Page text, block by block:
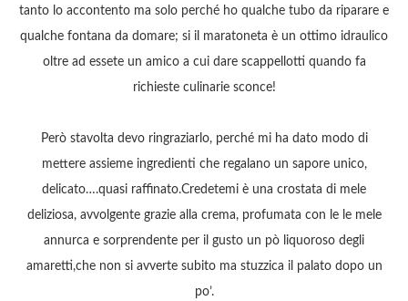
tanto lo accontento ma solo perché ho qualche tubo da riparare e
qualche fontana da domare; si il maratoneta è un ottimo idraulico
oltre ad essete un amico a cui dare scappellotti quando fa
richieste culinarie sconce!
Però stavolta devo ringraziarlo, perché mi ha dato modo di
mettere assieme ingredienti che regalano un sapore unico,
delicato….quasi raffinato.Credetemi è una crostata di mele
deliziosa, avvolgente grazie alla crema, profumata con le le mele
annurca e sorprendente per il gusto un pò liquoroso degli
amaretti,che non si avverte subito ma stuzzica il palato dopo un
po’.